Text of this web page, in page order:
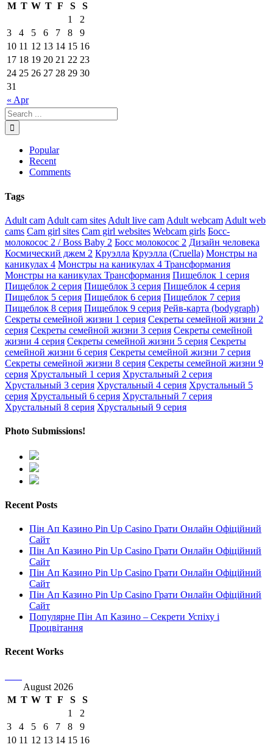
M T W T F S S
« Apr
1
2
3
4 5 6 7 8
9
10 11 12 13 14 15 16
17 18 19 20 21 22 23
24 25 26 27 28 29 30
31
Popular
Recent
Comments
Tags
Adult cam Adult cam sites Adult live cam Adult webcam Adult web
cams Cam girl sites Cam girl websites Webcam girls Босс-
молокосос 2 / Boss Baby 2 Босс молокосос 2 Дизайн человека
Космический джем 2 Круэлла Круэлла (Cruella) Монстры на
каникулах 4 Монстры на каникулах 4 Трансформания
Монстры на каникулах Трансформания Пищеблок 1 серия
Пищеблок 2 серия Пищеблок 3 серия Пищеблок 4 серия
Пищеблок 5 серия Пищеблок 6 серия Пищеблок 7 серия
Пищеблок 8 серия Пищеблок 9 серия Рейв-карта (bodygraph)
Секреты семейной жизни 1 серия Секреты семейной жизни 2
серия Секреты семейной жизни 3 серия Секреты семейной
жизни 4 серия Секреты семейной жизни 5 серия Секреты
семейной жизни 6 серия Секреты семейной жизни 7 серия
Секреты семейной жизни 8 серия Секреты семейной жизни 9
серия Хрустальный 1 серия Хрустальный 2 серия
Хрустальный 3 серия Хрустальный 4 серия Хрустальный 5
серия Хрустальный 6 серия Хрустальный 7 серия
Хрустальный 8 серия Хрустальный 9 серия
Photo Submissions!
Recent Posts
Пін Ап Казино Pin Up Casino Грати Онлайн Офіційний
Сайт
Пін Ап Казино Pin Up Casino Грати Онлайн Офіційний
Сайт
Пін Ап Казино Pin Up Casino Грати Онлайн Офіційний
Сайт
Пін Ап Казино Pin Up Casino Грати Онлайн Офіційний
Сайт
Популярне Пін Ап Казино – Секрети Успіху і
Процвітання
Recent Works
August 2026
M T W T F S S
1
2
3
4 5 6 7 8
9
10 11 12 13 14 15 16